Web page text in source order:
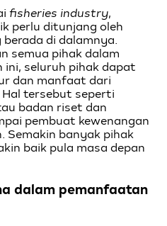
fisheries industry,
perlu ditunjang oleh
di dalamnya.
semua pihak dalam
seluruh pihak dapat
dan manfaat dari
tersebut seperti
badan riset dan
pembuat kewenangan
Semakin banyak pihak
baik pula masa depan
dalam pemanfaatan